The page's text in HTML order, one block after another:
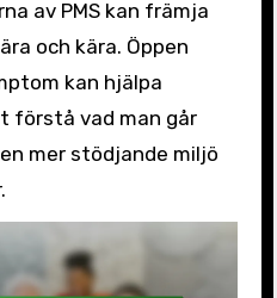
av PMS kan främja
och kära. Öppen
kan hjälpa
förstå vad man går
mer stödjande miljö